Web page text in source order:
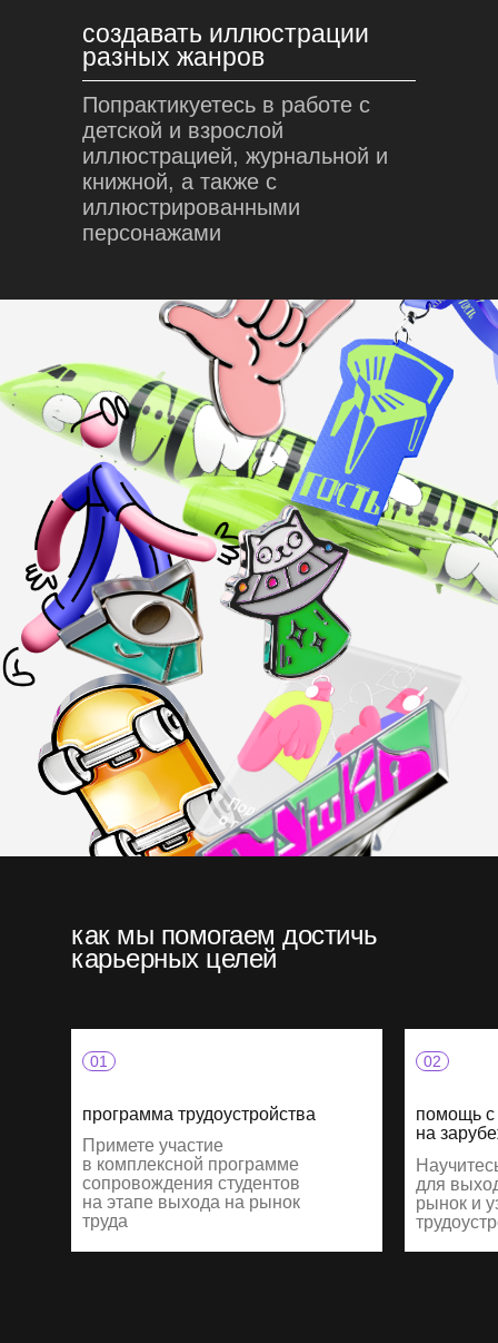
создавать иллюстрации
разных жанров
Попрактикуетесь в работе с
детской и взрослой
иллюстрацией, журнальной и
книжной, а также с
иллюстрированными
персонажами
как мы помогаем достичь
карьерных целей
помощь
на
для
рынок и
02
программа трудоустройства
Примете участие
в комплексной программе
сопровождения студентов
на этапе выхода на рынок
труда
01